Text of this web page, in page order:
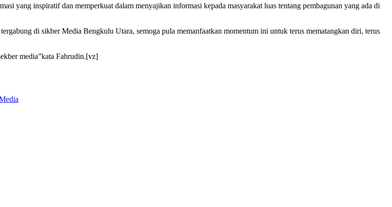
yang inspiratif dan memperkuat dalam menyajikan informasi kepada masyarakat luas tentang pembagunan yang ada di
di sikber Media Bengkulu Utara, semoga pula memanfaatkan momentum ini untuk terus mematangkan diri, terus
media”kata Fahrudin.[vz]